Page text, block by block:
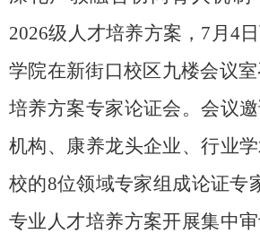
2026级人才培养方案，7月4
学院在新街口校区九楼会议
培养方案专家论证会。会议
机构、康养龙头企业、行业
校的8位领域专家组成论证专
专业人才培养方案开展集中审